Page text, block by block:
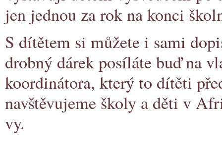
jen jednou za rok na konci
S dítětem si můžete i sami
drobný dárek posíláte buď na
koordinátora, který to dítěti
navštěvujeme školy a děti v
vy.